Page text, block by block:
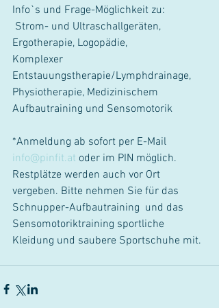
Info`s und Frage-Möglichkeit zu:
Ergotherapie, Logopädie,
Komplexer
Entstauungstherapie/Lymphdrainage,
Physiotherapie, Medizinischem
Aufbautraining und Sensomotorik
*Anmeldung ab sofort per E-Mail
info@pinfit.at oder im PIN möglich.
Restplätze werden auch vor Ort
vergeben. Bitte nehmen Sie für das
Schnupper-Aufbautraining  und das
Sensomotoriktraining sportliche
Kleidung und saubere Sportschuhe mit.